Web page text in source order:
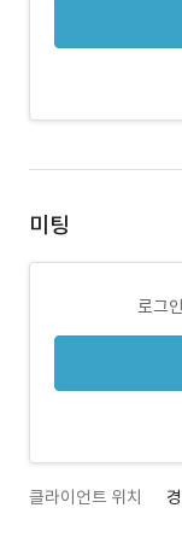
미팅
로그
클라이언트 위치